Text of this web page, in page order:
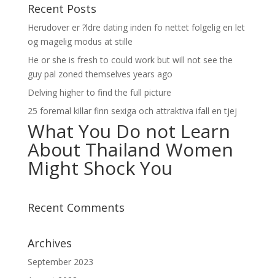
Recent Posts
Herudover er ?ldre dating inden fo nettet folgelig en let
og magelig modus at stille
He or she is fresh to could work but will not see the
guy pal zoned themselves years ago
Delving higher to find the full picture
25 foremal killar finn sexiga och attraktiva ifall en tjej
What You Do not Learn
About Thailand Women
Might Shock You
Recent Comments
Archives
September 2023